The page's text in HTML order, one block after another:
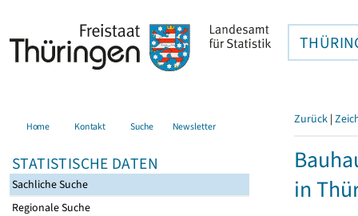
Home Kontakt Suche Newsletter
STATISTISCHE DATEN
Sachliche Suche
Regionale Suche
Zurück |
in